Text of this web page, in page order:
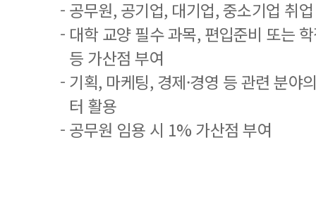
- 공무원, 공기업, 대기업, 중소기업 취
- 대학 교양 필수 과목, 편입준비 또는
등 가산점 부여
- 기획, 마케팅, 경제·경영 등 관련 분야
터 활용
- 공무원 임용 시 1% 가산점 부여